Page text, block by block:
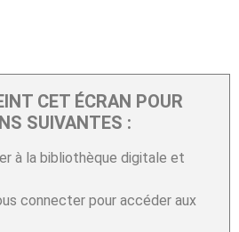
CET ÉCRAN POUR
SUIVANTES :
à la bibliothèque digitale et
connecter pour accéder aux